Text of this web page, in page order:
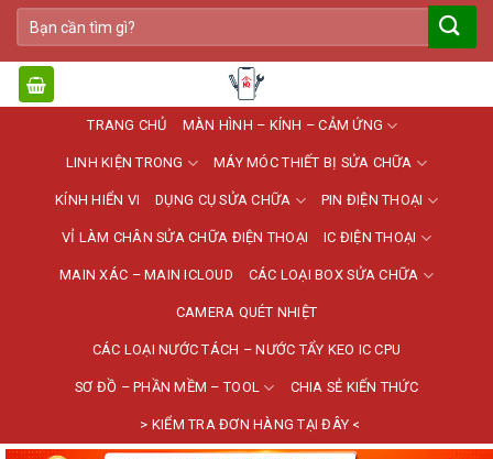
Bỏ
qua
nội
dung
Tìm
kiếm:
TRANG CHỦ MÀN HÌNH – KÍNH – CẢM ỨNG
LINH KIỆN TRONG MÁY MÓC THIẾT BỊ SỬA CHỮA
KÍNH HIỂN VI DỤNG CỤ SỬA CHỮA PIN ĐIỆN THOẠI
VỈ LÀM CHÂN SỬA CHỮA ĐIỆN THOẠI IC ĐIỆN THOẠI
MAIN XÁC – MAIN ICLOUD CÁC LOẠI BOX SỬA CHỮA
CAMERA QUÉT NHIỆT
CÁC LOẠI NƯỚC TÁCH – NƯỚC TẨY KEO IC CPU
SƠ ĐỒ – PHẦN MỀM – TOOL CHIA SẺ KIẾN THỨC
> KIỂM TRA ĐƠN HÀNG TẠI ĐÂY <